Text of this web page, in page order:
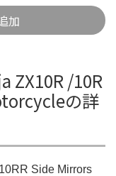
加
ZX10R /10R
の詳
Side Mirrors